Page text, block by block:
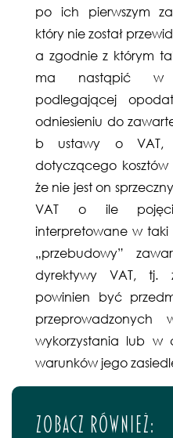
po ich pierwszym
który nie został
a zgodnie z którym
ma nastąpić w
podlegającej
odniesieniu do
b ustawy o VAT,
dotyczącego kosztów
że nie jest on
VAT o ile
interpretowane w taki
„przebudowy”
dyrektywy VAT, tj.
powinien być
wykorzystania lub w
warunków jego
Zobacz również: